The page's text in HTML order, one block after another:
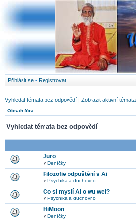
Přihlásit se • Registrovat
Vyhledat témata bez odpovědí | Zobrazit aktivní témata
Obsah fóra
Vyhledat témata bez odpovědí
Juro
v Deníčky
Filozofie odpuštění s Ai
v Psychika a duchovno
Co si myslí AI o wu wei?
v Psychika a duchovno
HiMoon
v Deníčky